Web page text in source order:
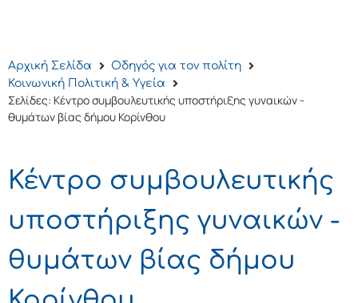
Αρχική Σελίδα
Οδηγός για τον πολίτη
Κοινωνική Πολιτική & Υγεία
Σελίδες: Κέντρο συμβουλευτικής υποστήριξης γυναικών -
θυμάτων βίας δήμου Κορίνθου
Κέντρο συμβουλευτικής
υποστήριξης γυναικών -
θυμάτων βίας δήμου